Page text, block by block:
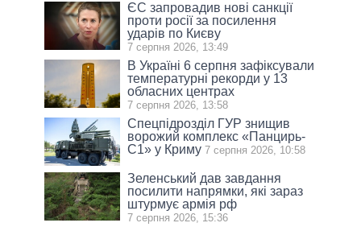
ЄС запровадив нові санкції
проти росії за посилення
ударів по Києву
7 серпня 2026, 13:49
В Україні 6 серпня зафіксували
температурні рекорди у 13
обласних центрах
7 серпня 2026, 13:58
Спецпідрозділ ГУР знищив
ворожий комплекс «Панцирь-
С1» у Криму 7 серпня 2026, 10:58
Зеленський дав завдання
посилити напрямки, які зараз
штурмує армія рф
7 серпня 2026, 15:36